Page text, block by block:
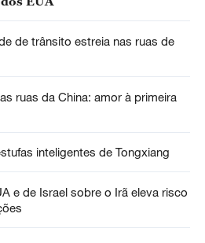
de trânsito estreia nas ruas de
ruas da China: amor à primeira
inteligentes de Tongxiang
e de Israel sobre o Irã eleva risco